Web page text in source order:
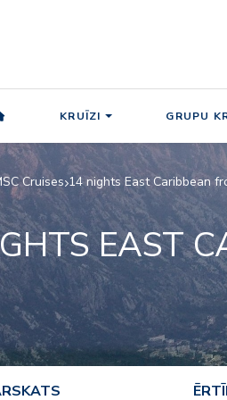
KRUĪZI GRUPU
Cruises 14 nights East Caribbean
EAST